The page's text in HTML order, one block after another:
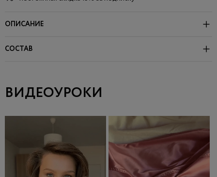
ОПИСАНИЕ
СОСТАВ
ВИДЕОУРОКИ